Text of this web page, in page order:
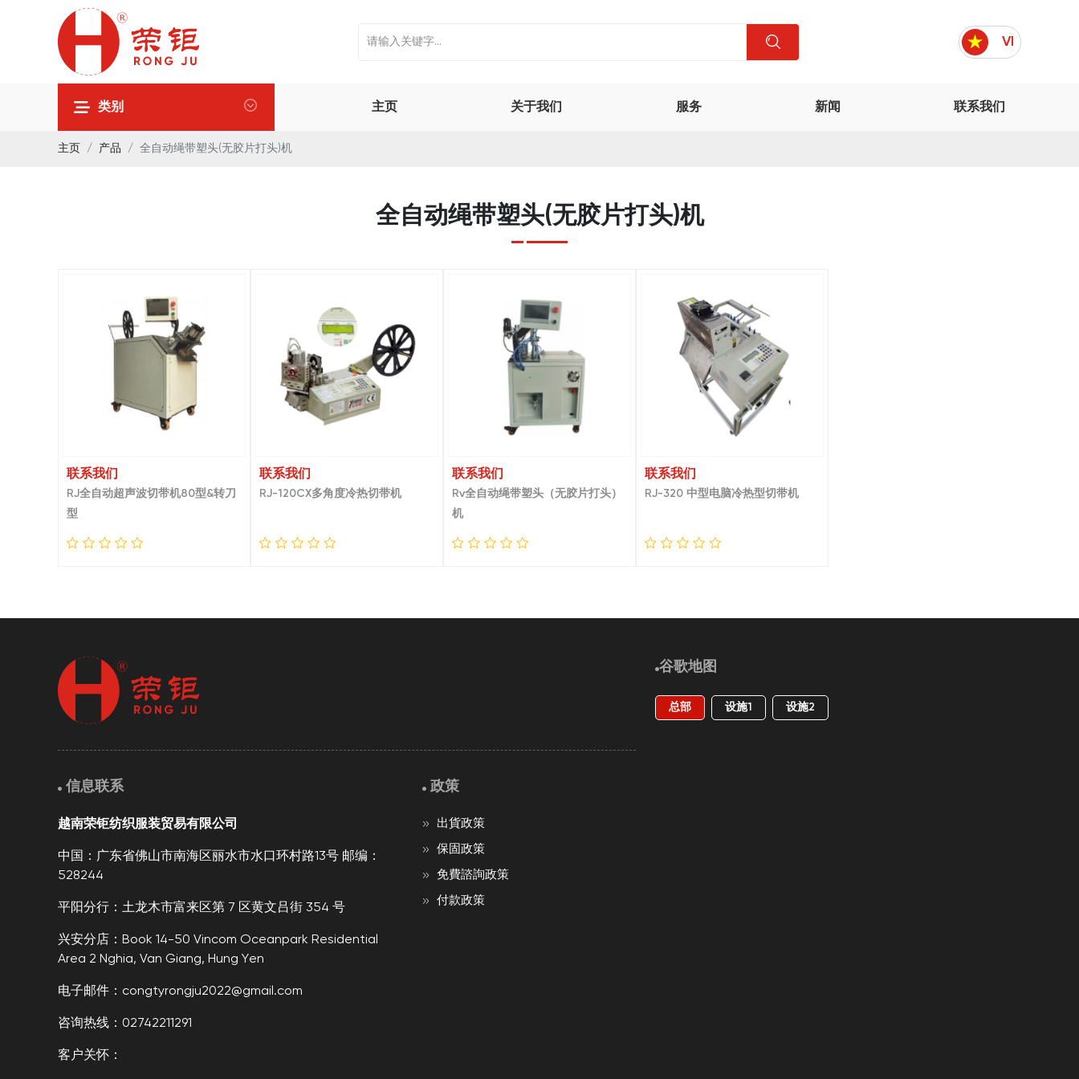
VI
类别 主页 关于我们 服务 新闻 联系我们
主页 产品 全自动绳带塑头(无胶片打头)机
全自动绳带塑头(无胶片打头)机
联系我们
RJ全自动超声波切带机80型&转刀
型
联系我们
RJ-120CX多角度冷热切带机
联系我们
Rv全自动绳带塑头（无胶片打头）
机
联系我们
RJ-320 中型电脑冷热型切带机
信息联系
越南荣钜纺织服装贸易有限公司
中国：广东省佛山市南海区丽水市水口环村路13号 邮编：
528244
平阳分行：土龙木市富来区第 7 区黄文吕街 354 号
兴安分店：Book 14-50 Vincom Oceanpark Residential
Area 2 Nghia, Van Giang, Hung Yen
电子邮件：congtyrongju2022@gmail.com
咨询热线：02742211291
客户关怀：
政策
出貨政策
保固政策
免費諮詢政策
付款政策
谷歌地图
总部 设施1 设施2